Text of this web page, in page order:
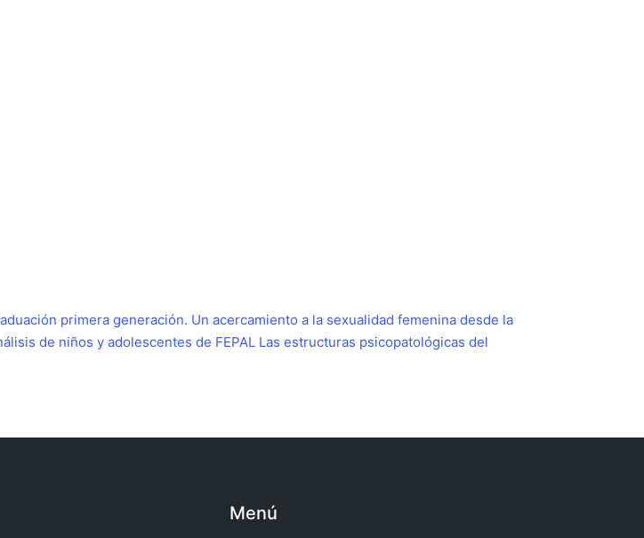
primera generación. Un acercamiento a la sexualidad femenina desde la
de niños y adolescentes de FEPAL Las estructuras psicopatológicas del
Menú